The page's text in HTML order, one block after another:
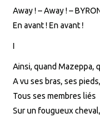
Away ! – Away ! –
En avant ! En avant !
I
Ainsi, quand Mazeppa,
A vu ses bras, ses
Tous ses membres liés
Sur un fougueux